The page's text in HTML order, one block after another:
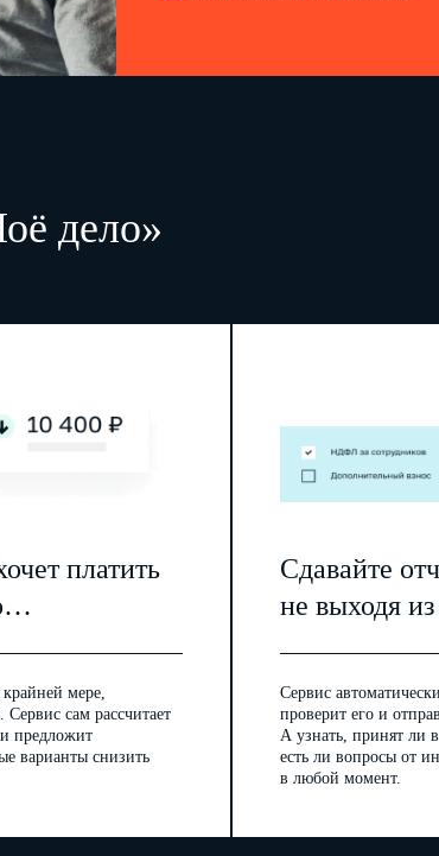
дело»
платить
мере,
Сервис сам рассчитает
предложит
варианты снизить
Сдавайте
не выходя
Сервис
проверит его и
А узнать, принят ли
есть ли вопросы от
в любой момент.